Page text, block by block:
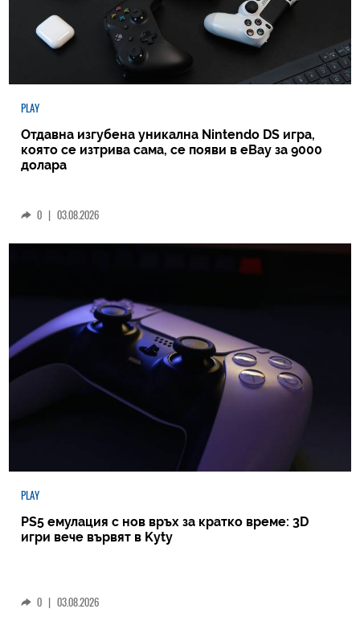
PLAY
Отдавна изгубена уникална Nintendo DS игра,
която се изтрива сама, се появи в eBay за 9000
долара
0 | 03.08.2026
PLAY
PS5 емулация с нов връх за кратко време: 3D
игри вече вървят в Kyty
0 | 03.08.2026